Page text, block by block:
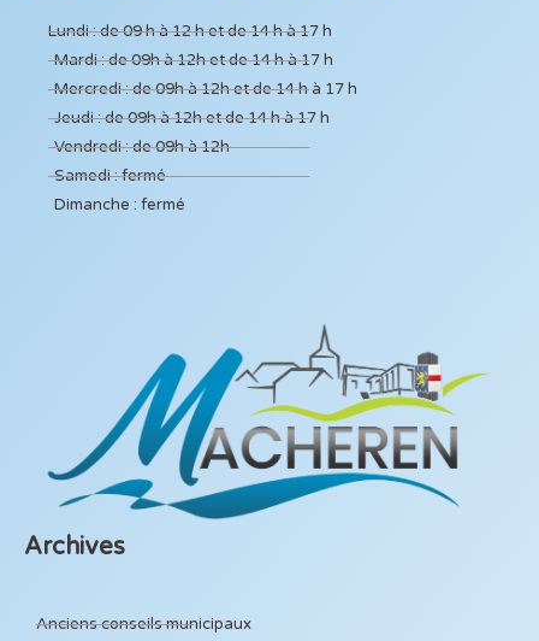
Lundi : de 09 h à 12 h et de 14 h à 17 h
Mardi : de 09h à 12h et de 14 h à 17 h
Mercredi : de 09h à 12h et de 14 h à 17 h
Jeudi : de 09h à 12h et de 14 h à 17 h
Vendredi : de 09h à 12h
Samedi : fermé
Dimanche : fermé
Archives
Anciens conseils municipaux